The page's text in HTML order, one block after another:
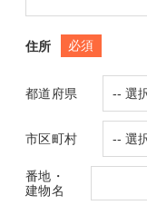
住所 必須
都道府県
市区町村
番地・
建物名